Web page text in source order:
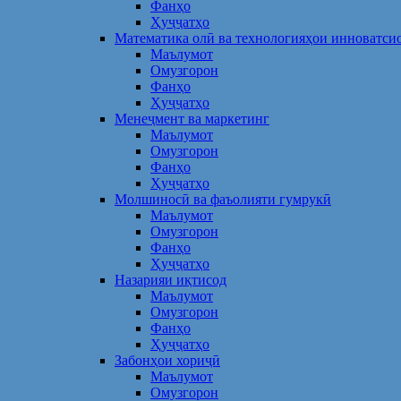
Фанҳо
Ҳуҷҷатҳо
Математика олӣ ва технологияҳои
Маълумот
Омузгорон
Фанҳо
Ҳуҷҷатҳо
Менеҷмент ва маркетинг
Маълумот
Омузгорон
Фанҳо
Ҳуҷҷатҳо
Молшиносӣ ва фаъолияти гумрукӣ
Маълумот
Омузгорон
Фанҳо
Ҳуҷҷатҳо
Назарияи иқтисод
Маълумот
Омузгорон
Фанҳо
Ҳуҷҷатҳо
Забонҳои хориҷӣ
Маълумот
Омузгорон